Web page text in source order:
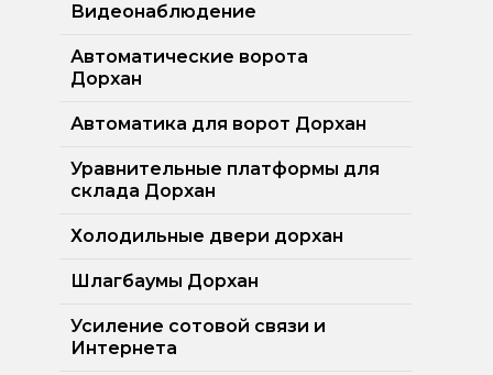
Видеонаблюдение
Автоматические ворота
Дорхан
Автоматика для ворот Дорхан
Уравнительные платформы для
склада Дорхан
Холодильные двери дорхан
Шлагбаумы Дорхан
Усиление сотовой связи и
Интернета